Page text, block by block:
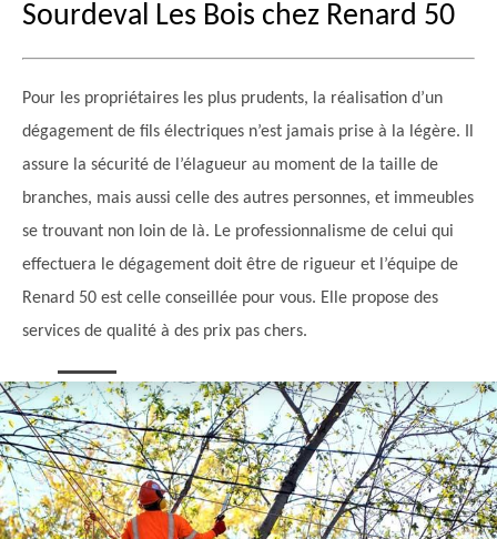
Sourdeval Les Bois chez Renard 50
Pour les propriétaires les plus prudents, la réalisation d’un
dégagement de fils électriques n’est jamais prise à la légère. Il
assure la sécurité de l’élagueur au moment de la taille de
branches, mais aussi celle des autres personnes, et immeubles
se trouvant non loin de là. Le professionnalisme de celui qui
effectuera le dégagement doit être de rigueur et l’équipe de
Renard 50 est celle conseillée pour vous. Elle propose des
services de qualité à des prix pas chers.